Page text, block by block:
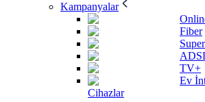
Kampanyalar
Fiber
TV+
Ev
Cihazlar